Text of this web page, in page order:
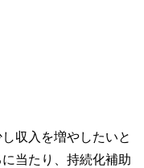
収入を増やしたいと
当たり、持続化補助